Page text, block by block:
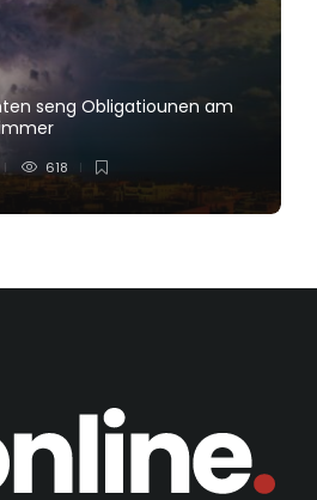
seng Obligatiounen am
618